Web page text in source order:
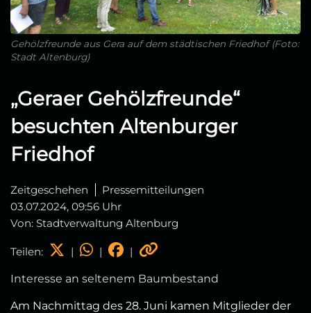
Gehölzfreunde aus Gera auf dem städtischen Friedhof (Foto:
Stadt Altenburg)
„Geraer Gehölzfreunde“
besuchten Altenburger
Friedhof
Zeitgeschehen
Pressemitteilungen
03.07.2024, 09:56 Uhr
Von: Stadtverwaltung Altenburg
Teilen: | | |
Interesse an seltenem Baumbestand
Am Nachmittag des 28. Juni kamen Mitglieder der